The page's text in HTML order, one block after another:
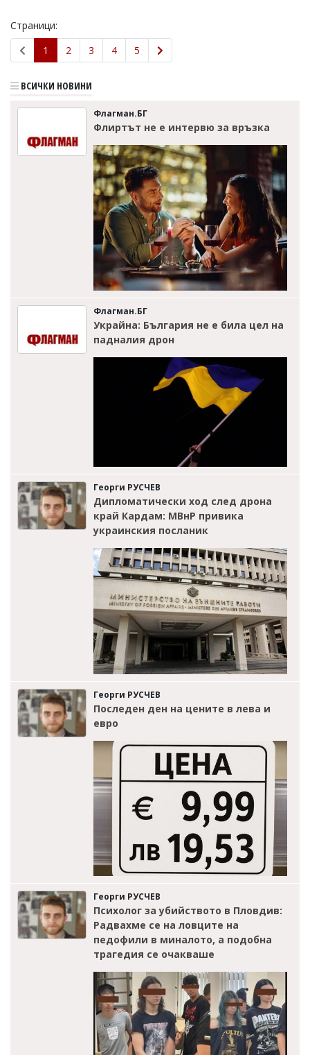
Страници:
1
2 3 4 5
ВСИЧКИ НОВИНИ
Флагман.БГ
Флиртът не е интервю за връзка
Флагман.БГ
Украйна: България не е била цел на
падналия дрон
Георги РУСЧЕВ
Дипломатически ход след дрона
край Кардам: МВнР привика
украинския посланик
Георги РУСЧЕВ
Последен ден на цените в лева и
евро
Георги РУСЧЕВ
Психолог за убийството в Пловдив:
Радвахме се на ловците на
педофили в миналото, а подобна
трагедия се очакваше